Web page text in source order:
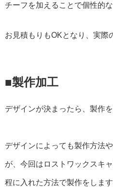
チーフを加えることで個性的
お見積もりもOKとなり、実際
■製作加工
デザインが決まったら、製作を
デザインによっても製作方法
が、今回はロストワックスキ
程に入れた方法で製作をします